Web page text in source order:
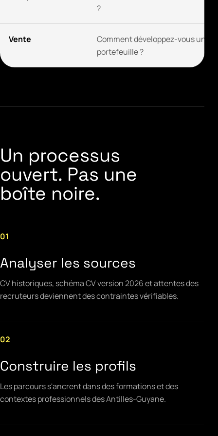
?
Vente
Comment développez-vous un
portefeuille ?
Un processus
ouvert. Pas une
boîte noire.
01
Analyser les sources
CV historiques, schéma CV version 2026 et attentes des
recruteurs deviennent des contraintes vérifiables.
02
Construire les profils
Les parcours s'ancrent dans des formations et des
contextes professionnels des Antilles-Guyane.